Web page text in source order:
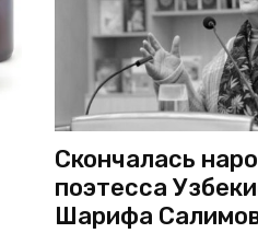
Скончалась
поэтесса
Шарифа